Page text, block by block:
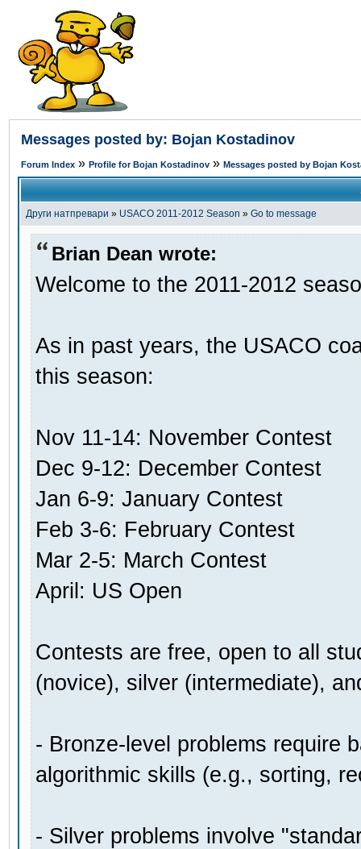
Messages posted by: Bojan Kostadinov
Forum Index » Profile for Bojan Kostadinov » Messages posted by Bojan
Други натпревари » USACO 2011-2012 Season » Go to message
Brian Dean wrote:
Welcome to the 2011-2012
As in past years, the USACO
this season:
Nov 11-14: November Contest
Dec 9-12: December Contest
Jan 6-9: January Contest
Feb 3-6: February Contest
Mar 2-5: March Contest
April: US Open
Contests are free, open to all
(novice), silver (intermediate),
- Bronze-level problems require
algorithmic skills (e.g., sorting,
- Silver problems involve